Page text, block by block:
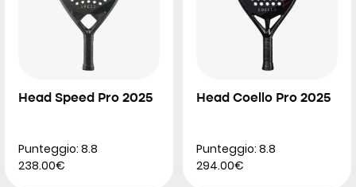
Head Speed Pro 2025
Punteggio: 8.8
238.00€
Head Coello Pro 2025
Punteggio: 8.8
294.00€